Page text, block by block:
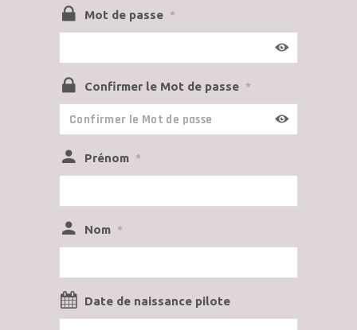
Mot de passe *
Confirmer le Mot de passe *
Prénom *
Nom *
Date de naissance pilote